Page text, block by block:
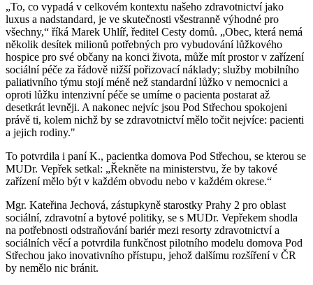
„To, co vypadá v celkovém kontextu našeho zdravotnictví jako
luxus a nadstandard, je ve skutečnosti všestranně výhodné pro
všechny,“ říká Marek Uhlíř, ředitel Cesty domů. „Obec, která nemá
několik desítek milionů potřebných pro vybudování lůžkového
hospice pro své občany na konci života, může mít prostor v zařízení
sociální péče za řádově nižší pořizovací náklady; služby mobilního
paliativního týmu stojí méně než standardní lůžko v nemocnici a
oproti lůžku intenzivní péče se umíme o pacienta postarat až
desetkrát levněji. A nakonec nejvíc jsou Pod Střechou spokojeni
právě ti, kolem nichž by se zdravotnictví mělo točit nejvíce: pacienti
a jejich rodiny."
To potvrdila i paní K., pacientka domova Pod Střechou, se kterou se
MUDr. Vepřek setkal: „Řekněte na ministerstvu, že by takové
zařízení mělo být v každém obvodu nebo v každém okrese.“
Mgr. Kateřina Jechová, zástupkyně starostky Prahy 2 pro oblast
sociální, zdravotní a bytové politiky, se s MUDr. Vepřekem shodla
na potřebnosti odstraňování bariér mezi resorty zdravotnictví a
sociálních věcí a potvrdila funkčnost pilotního modelu domova Pod
Střechou jako inovativního přístupu, jehož dalšímu rozšíření v ČR
by nemělo nic bránit.